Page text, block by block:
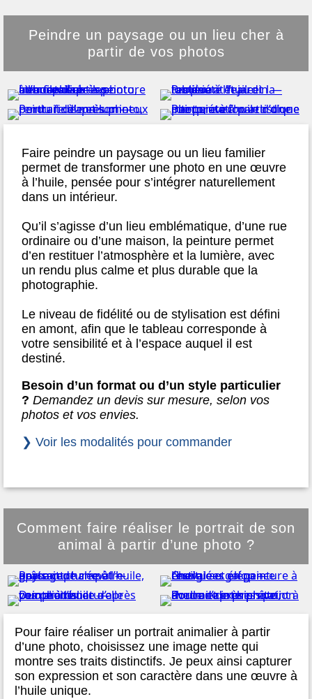
Peindre un paysage ou un lieu cher à
partir de vos photos
Faire peindre un paysage ou un lieu familier
permet de transformer une photo en une œuvre
à l’huile, pensée pour s’intégrer naturellement
dans un intérieur.
Qu’il s’agisse d’un lieu emblématique, d’une rue
ordinaire ou d’une maison, la peinture permet
d’en restituer l’atmosphère et la lumière, avec
un rendu plus calme et plus durable que la
photographie.
Le niveau de fidélité ou de stylisation est défini
en amont, afin que le tableau corresponde à
votre sensibilité et à l’espace auquel il est
destiné.
Besoin d’un format ou d’un style particulier
? Demandez un devis sur mesure, selon vos
photos et vos envies.
❯ Voir les modalités pour commander
Comment faire réaliser le portrait de son
animal à partir d’une photo ?
Pour faire réaliser un portrait animalier à partir
d’une photo, choisissez une image nette qui
montre ses traits distinctifs. Je peux ainsi capturer
son expression et son caractère dans une œuvre à
l’huile unique.